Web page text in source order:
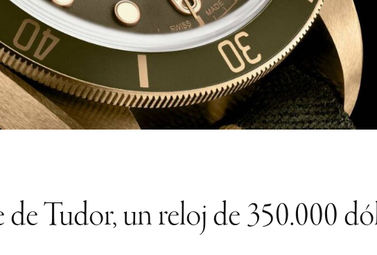
Tudor, un reloj de 350.000